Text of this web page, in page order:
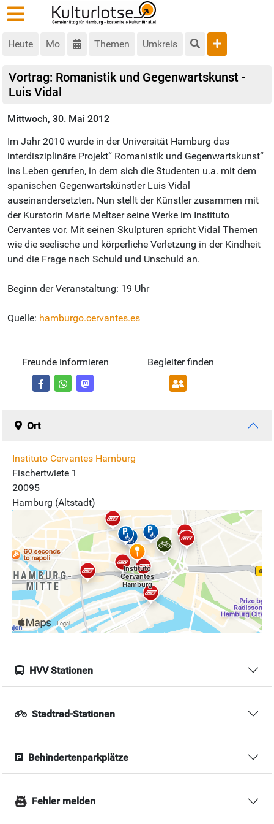
Heute Mo Themen Umkreis
Vortrag: Romanistik und Gegenwartskunst -
Luis Vidal
Mittwoch, 30. Mai 2012
Im Jahr 2010 wurde in der Universität Hamburg das
interdisziplinäre Projekt“ Romanistik und Gegenwartskunst“
ins Leben gerufen, in dem sich die Studenten u.a. mit dem
spanischen Gegenwartskünstler Luis Vidal
auseinandersetzten. Nun stellt der Künstler zusammen mit
der Kuratorin Marie Meltser seine Werke im Instituto
Cervantes vor. Mit seinen Skulpturen spricht Vidal Themen
wie die seelische und körperliche Verletzung in der Kindheit
und die Frage nach Schuld und Unschuld an.
Beginn der Veranstaltung: 19 Uhr
Quelle: hamburgo.cervantes.es
Freunde informieren Begleiter finden
Ort
Instituto Cervantes Hamburg
Fischertwiete 1
20095
Hamburg (Altstadt)
HVV Stationen
Stadtrad-Stationen
Behindertenparkplätze
Fehler melden